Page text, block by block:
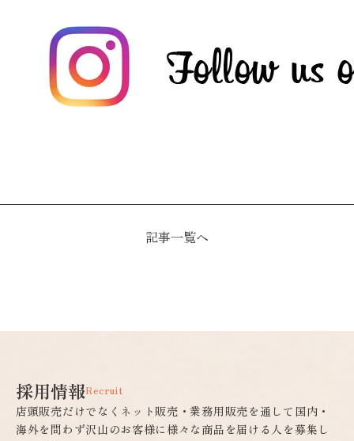
記事一覧へ
採用情報Recruit
店頭販売だけでなくネット販売・業務用販売を通して国内・
海外を問わず沢山のお客様に様々な商品を届ける人を募集し